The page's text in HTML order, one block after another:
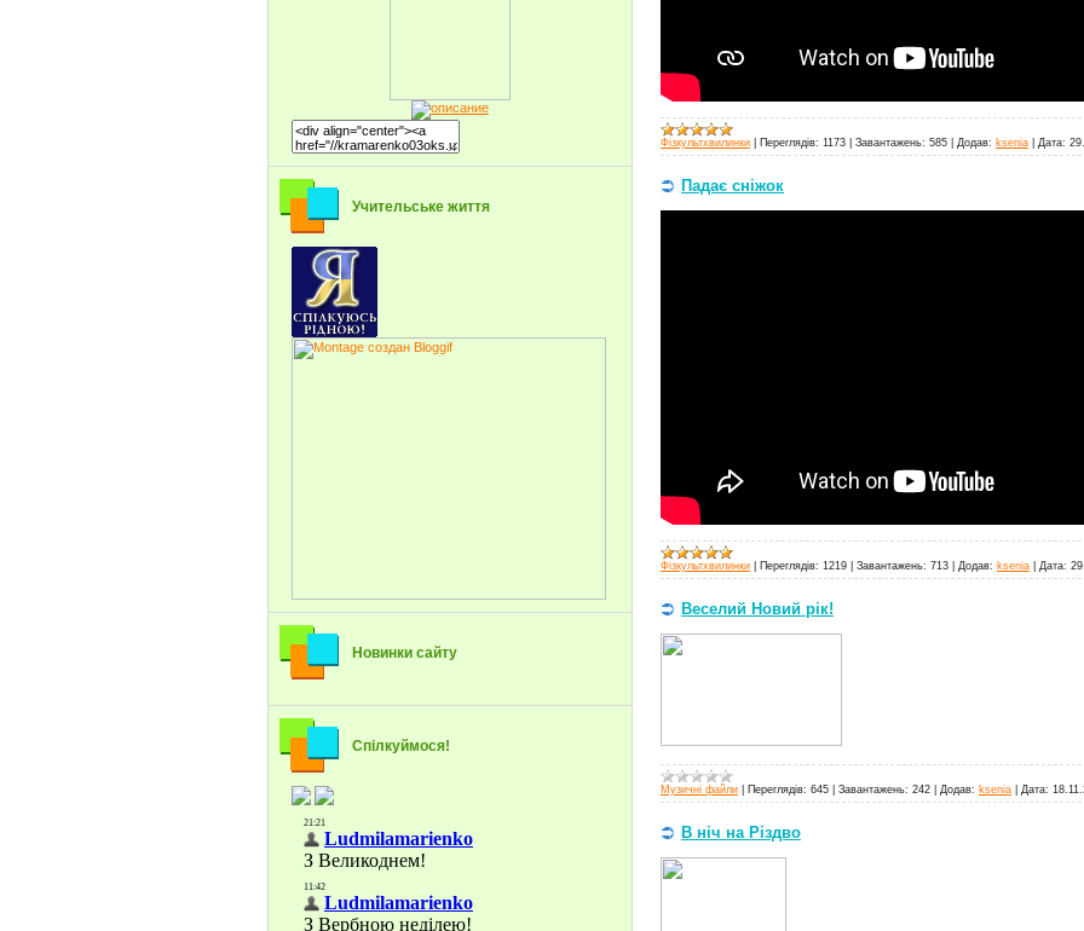
Учительське життя
Новинки сайту
Спілкуймося!
Фізкультхвилинки Переглядів: 1173 Завантажень: 585 Додав: ksenia Дата:
Падає сніжок
Фізкультхвилинки Переглядів: 1219 Завантажень: 713 Додав: ksenia Дата:
Веселий Новий рік!
Музичні файли Переглядів: 645 Завантажень: 242 Додав: ksenia Дата:
В ніч на Різдво